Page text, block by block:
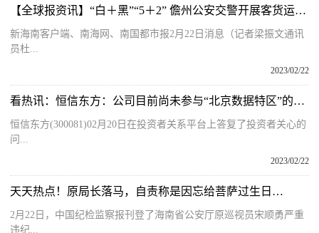
【全球报资讯】“白＋黑”“5＋2” 儋州公安交警开展客货运车辆“亮尾”专项行动
新海南客户端、南海网、南国都市报2月22日消息（记者梁振文通讯
员杜...
2023/02/22
看热讯：恒信东方：公司目前尚未参与“北京数据特区”的项目或合作
恒信东方(300081)02月20日在投资者关系平台上答复了投资者关心的
问...
2023/02/22
天天热点！原局长落马，自责称是因忘给菩萨过生日…
2月22日，中国纪检监察报刊登了海南省公安厅原巡视员宋顺勇严重
违纪...